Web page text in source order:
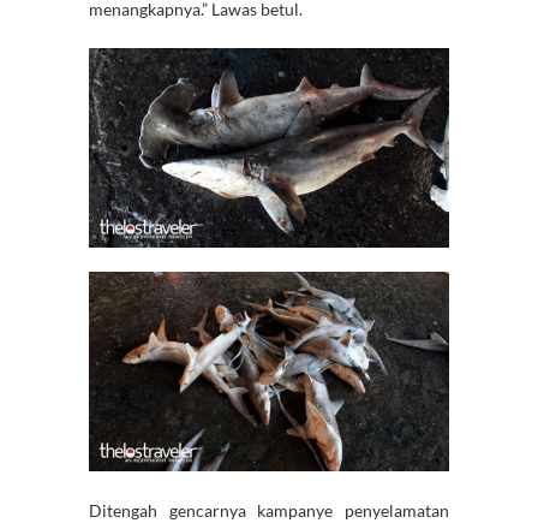
menangkapnya.” Lawas betul.
Ditengah gencarnya kampanye penyelamatan